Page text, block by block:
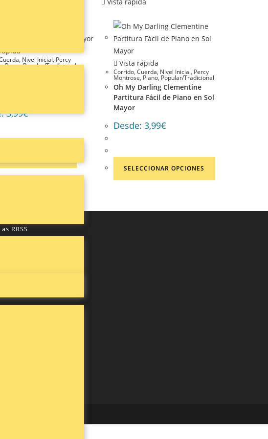
, Nivel Inicial, Percy
,Piano,Popular/Tradicional
3,99€
Vista rápida
Corrido, Cuerda, Nivel Inicial, Percy
Montrose, Piano, Popular/Tradicional
Oh My Darling Clementine
Partitura Fácil de Piano en Sol
Mayor
Desde: 3,99€
SELECCIONAR OPCIONES
RRSS